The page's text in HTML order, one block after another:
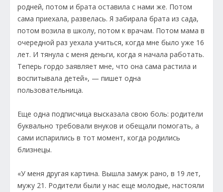
родней, потом и брата оставила с нами же. Потом
сама приехала, развелась. Я забирала брата из сада,
потом возила в школу, потом к врачам. Потом мама в
очередной раз уехала учиться, когда мне было уже 16
лет. И тянула с меня деньги, когда я начала работать.
Теперь гордо заявляет мне, что она сама растила и
воспитывала детей», — пишет одна
пользовательница.
Еще одна подписчица высказала свою боль: родители
буквально требовали внуков и обещали помогать, а
сами испарились в тот момент, когда родились
близнецы.
«У меня другая картина. Вышла замуж рано, в 19 лет,
мужу 21. Родители были у нас еще молодые, настояли